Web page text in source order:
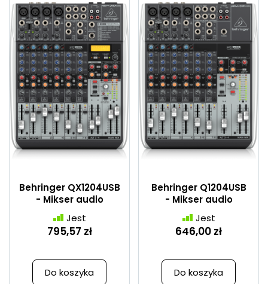
Behringer QX1204USB
- Mikser audio
Jest
795,57 zł
Do koszyka
Behringer Q1204USB
- Mikser audio
Jest
646,00 zł
Do koszyka